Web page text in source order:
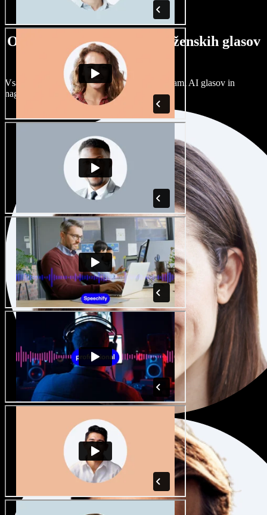
Ogromna izbira moških in ženskih glasov
ter naglasov
Vsak projekt je unikaten. Izbirajte med stotinami AI glasov in
naglasov ter jih prilagodite po svoje.